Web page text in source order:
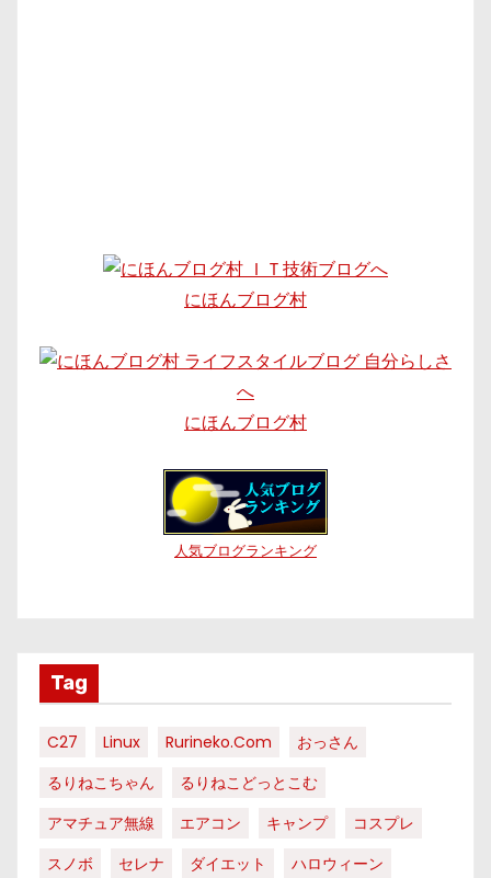
にほんブログ村
にほんブログ村
人気ブログランキング
Tag
C27 Linux Rurineko.com
おっさん
るりねこちゃん
るりねこどっとこむ
アマチュア無線
エアコン キャンプ
コスプレ
スノボ
セレナ ダイエット
ハロウィーン